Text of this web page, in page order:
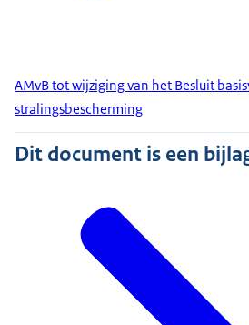
AMvB tot wijziging van het Besluit
stralingsbescherming
Dit document is een